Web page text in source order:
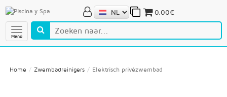
Menú
0,00€
Home Zwembadreinigers Elektrisch privézwembad